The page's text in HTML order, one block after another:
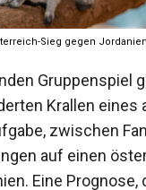
Sieg gegen
Gruppenspiel
Krallen eines
zwischen
auf einen
Eine